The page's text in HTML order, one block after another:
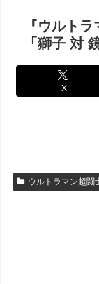
『ウルト
「獅子 対
X
ウルトラマン超闘